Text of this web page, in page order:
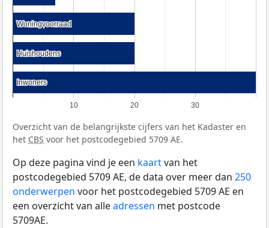
10 20 30
Woningvoorraad
Woningvoorraad
Huishoudens
Huishoudens
Inwoners
Inwoners
Overzicht van de belangrijkste cijfers van het Kadaster en
het CBS voor het postcodegebied 5709 AE.
Op deze pagina vind je een kaartvan het
postcodegebied 5709 AE, de data over meer dan 250
onderwerpen voor het postcodegebied 5709 AE en
een overzicht van alleadressen met postcode
5709AE.